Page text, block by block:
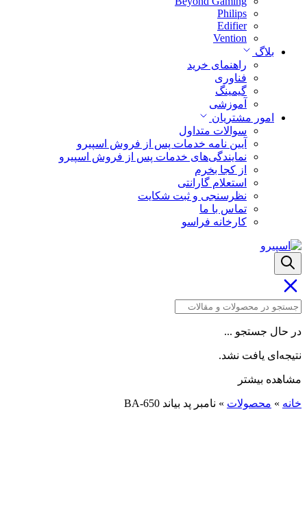
Philips
Edifier
Vention
بلاگ
راهنمای خرید
فناوری
گیمینگ
آموزشی
امور مشتریان
سوالات متداول
آیین نامه خدمات پس از فروش اسپیرو
نمایندگی‌های خدمات پس از فروش اسپیرو
از کجا بخرم
استعلام گارانتی
نظرسنجی و ثبت شکایت
تماس با ما
کارخانه فراسو
در حال جستجو ...
نتیجه‌ای یافت نشد.
مشاهده بیشتر
خانه » محصولات » نامبر پد بیاند BA-650